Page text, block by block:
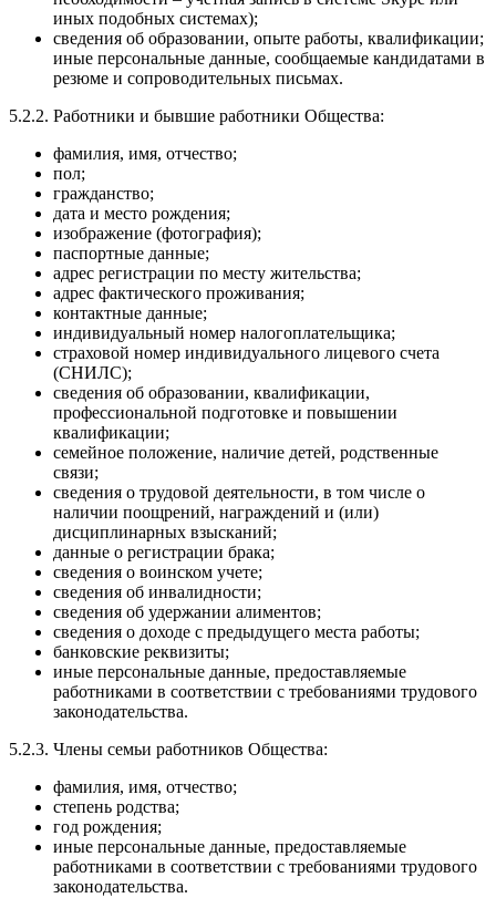
иных подобных системах);
сведения об образовании, опыте работы, квалификации;
иные персональные данные, сообщаемые кандидатами в
резюме и сопроводительных письмах.
5.2.2. Работники и бывшие работники Общества:
фамилия, имя, отчество;
пол;
гражданство;
дата и место рождения;
изображение (фотография);
паспортные данные;
адрес регистрации по месту жительства;
адрес фактического проживания;
контактные данные;
индивидуальный номер налогоплательщика;
страховой номер индивидуального лицевого счета
(СНИЛС);
сведения об образовании, квалификации,
профессиональной подготовке и повышении
квалификации;
семейное положение, наличие детей, родственные
связи;
сведения о трудовой деятельности, в том числе о
наличии поощрений, награждений и (или)
дисциплинарных взысканий;
данные о регистрации брака;
сведения о воинском учете;
сведения об инвалидности;
сведения об удержании алиментов;
сведения о доходе с предыдущего места работы;
банковские реквизиты;
иные персональные данные, предоставляемые
работниками в соответствии с требованиями трудового
законодательства.
5.2.3. Члены семьи работников Общества:
фамилия, имя, отчество;
степень родства;
год рождения;
иные персональные данные, предоставляемые
работниками в соответствии с требованиями трудового
законодательства.